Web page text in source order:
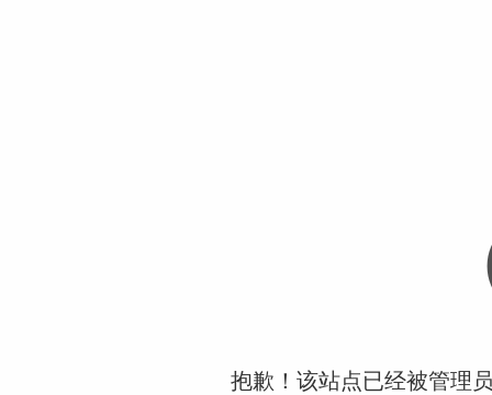
抱歉！该站点已经被管理